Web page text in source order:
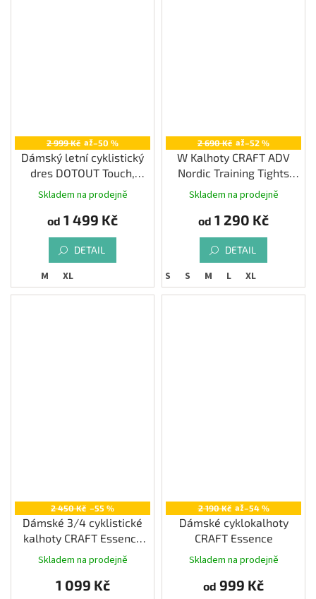
2 999 Kč až–50 %
Dámský letní cyklistický
dres DOTOUT Touch,
melange dark grey
Skladem na prodejně
od 1 499 Kč
DETAIL
M XL
2 690 Kč až–52 %
W Kalhoty CRAFT ADV
Nordic Training Tights
tmavě modrá XS
Skladem na prodejně
od 1 290 Kč
DETAIL
XS S M L XL
2 450 Kč –55 %
Dámské 3/4 cyklistické
kalhoty CRAFT Essence
Skladem na prodejně
1 099 Kč
2 190 Kč až–54 %
Dámské cyklokalhoty
CRAFT Essence
Skladem na prodejně
od 999 Kč